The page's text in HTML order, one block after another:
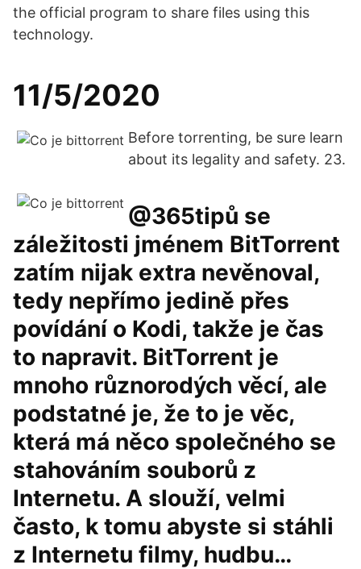
the official program to share files using this
technology.
11/5/2020
Before torrenting, be sure learn
about its legality and safety. 23.
@365tipů se
záležitosti jménem BitTorrent
zatím nijak extra nevěnoval,
tedy nepřímo jedině přes
povídání o Kodi, takže je čas
to napravit. BitTorrent je
mnoho různorodých věcí, ale
podstatné je, že to je věc,
která má něco společného se
stahováním souborů z
Internetu. A slouží, velmi
často, k tomu abyste si stáhli
z Internetu filmy, hudbu…